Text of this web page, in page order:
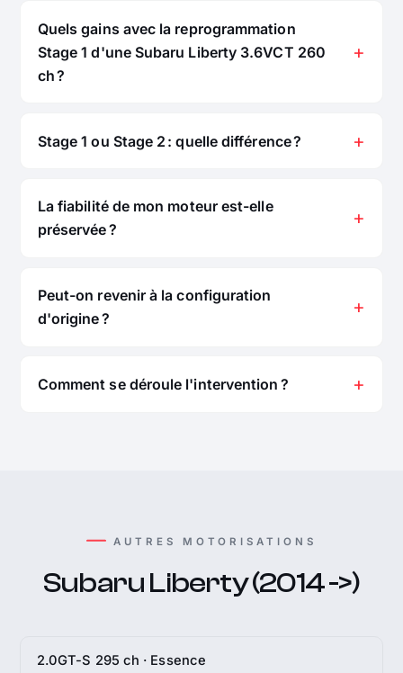
Quels gains avec la reprogrammation
Stage 1 d'une Subaru Liberty 3.6VCT 260
ch ?
Stage 1 ou Stage 2 : quelle différence ?
La fiabilité de mon moteur est-elle
préservée ?
Peut-on revenir à la configuration
d'origine ?
Comment se déroule l'intervention ?
AUTRES MOTORISATIONS
Subaru Liberty (2014 ->)
2.0GT-S 295 ch · Essence